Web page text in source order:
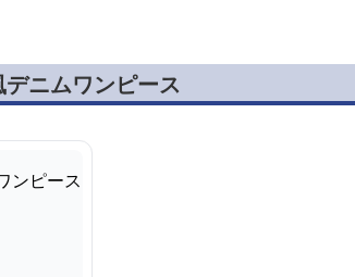
ニムワンピース